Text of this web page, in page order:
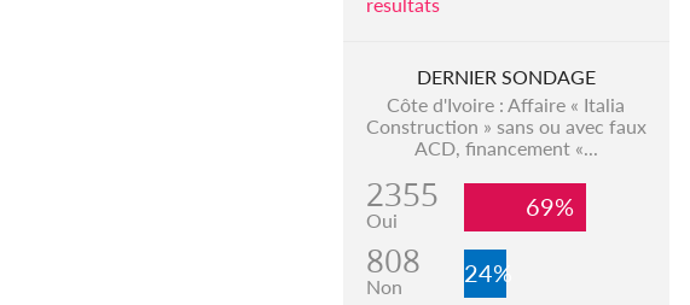
DERNIER SONDAGE
Côte d'Ivoire : Affaire « Italia
Construction » sans ou avec faux
ACD, financement «...
2355
Oui 69%
808
Non 24%